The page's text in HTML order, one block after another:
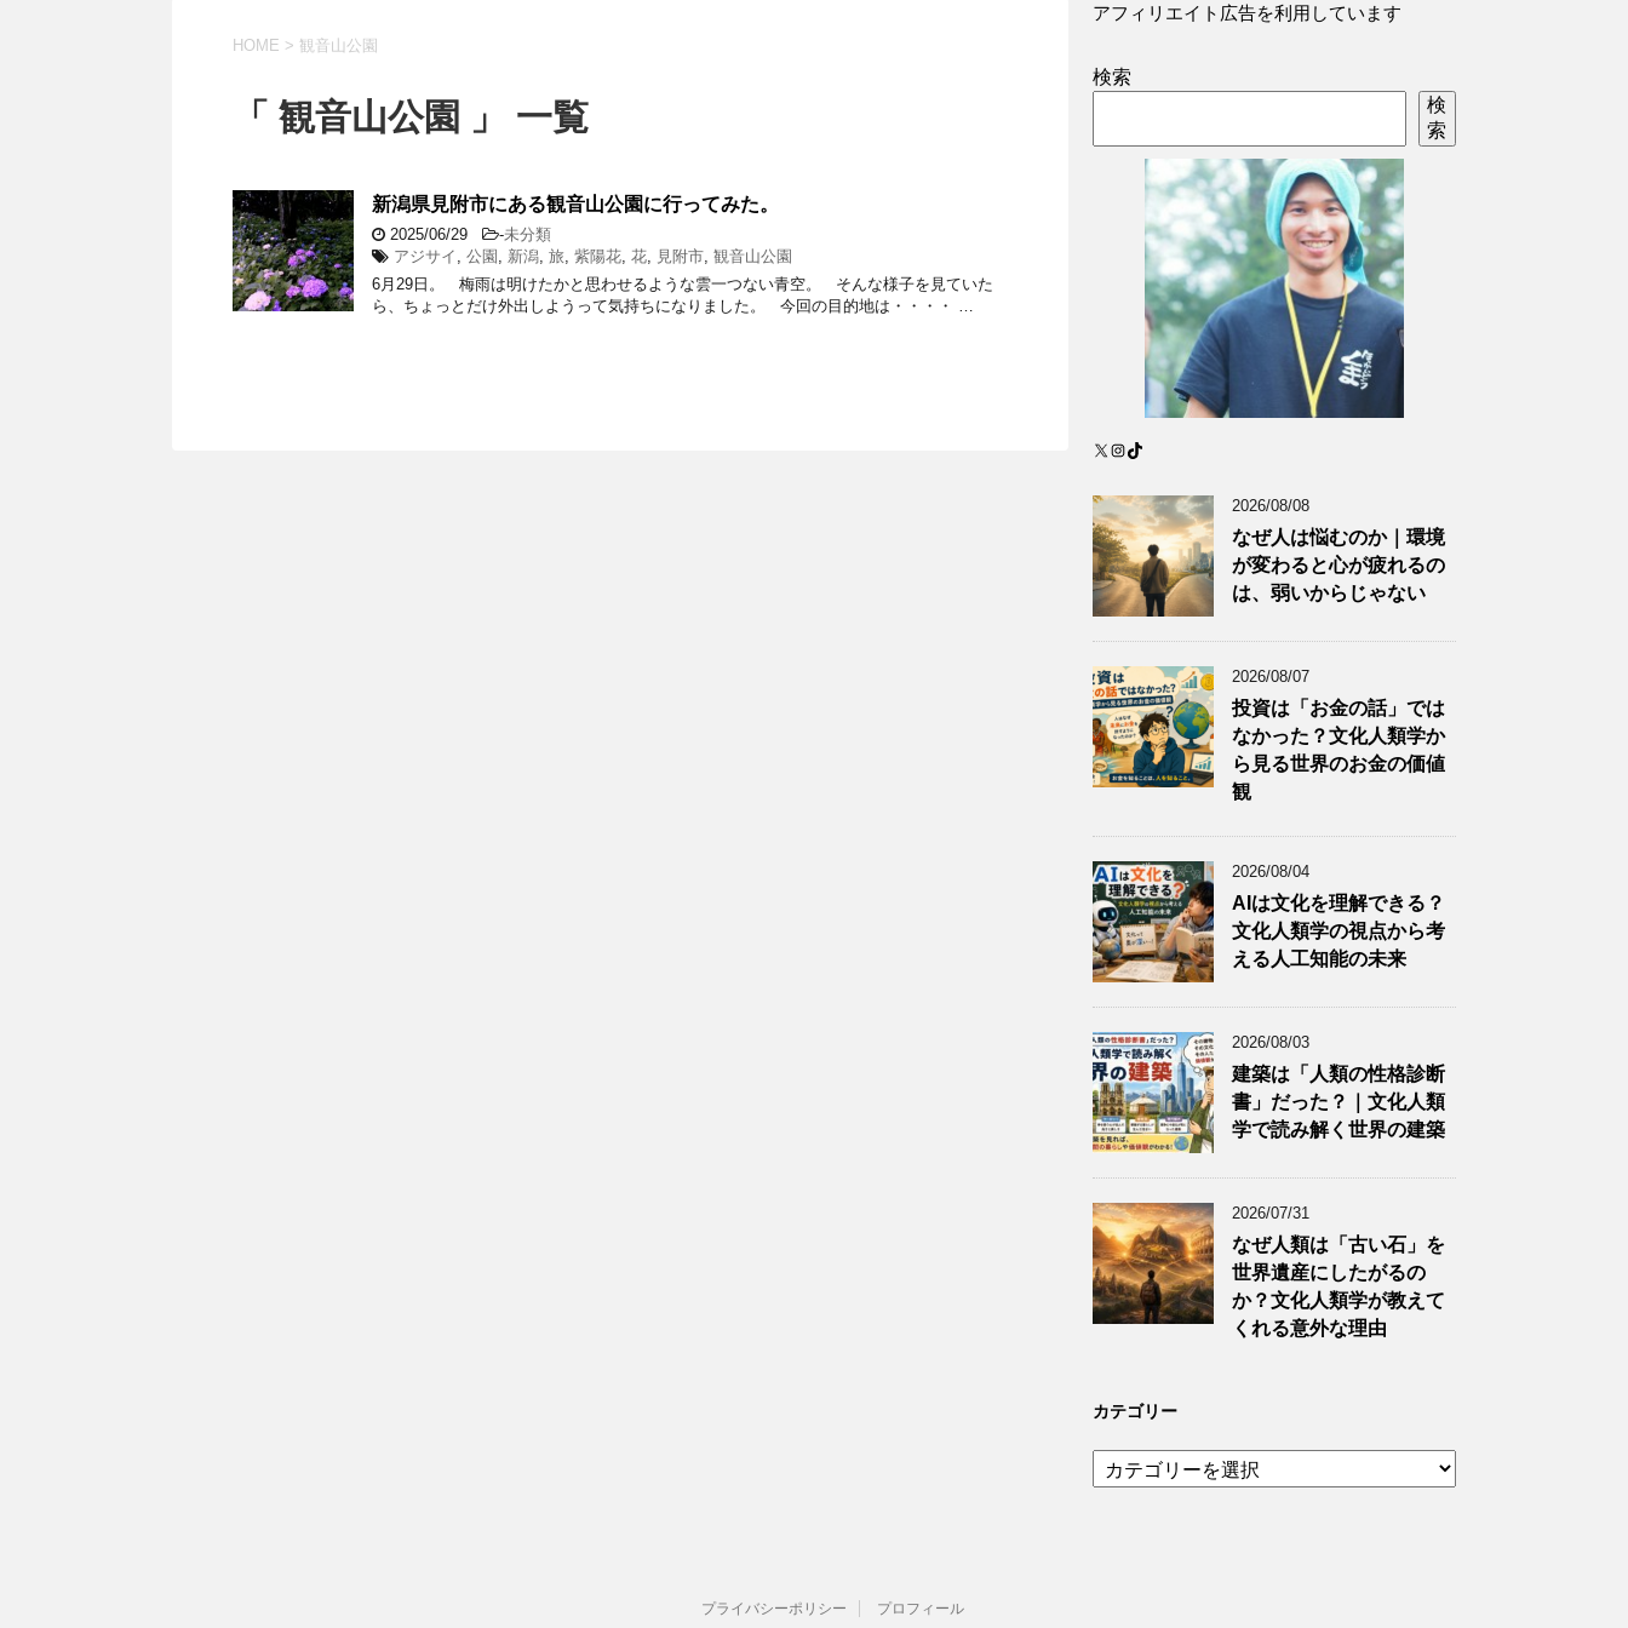
HOME > 観音山公園
「 観音山公園 」 一覧
新潟県見附市にある観音山公園に行ってみた。
2025/06/29 -未分類
アジサイ , 公園 , 新潟, 旅, 紫陽花, 花, 見附市, 観音山公園
6月29日。 梅雨は明けたかと思わせるような雲一つない青空。 そんな様子を見ていた
ら、ちょっとだけ外出しようって気持ちになりました。 今回の目的地は・・・・ …
アフィリエイト広告を利用しています
検索
検
索
X Instagram
TikTok
2026/08/08
なぜ人は悩むのか｜環境
が変わると心が疲れるの
は、弱いからじゃない
2026/08/07
投資は「お金の話」では
なかった？文化人類学か
ら見る世界のお金の価値
観
2026/08/04
AIは文化を理解できる？
文化人類学の視点から考
える人工知能の未来
2026/08/03
建築は「人類の性格診断
書」だった？｜文化人類
学で読み解く世界の建築
2026/07/31
なぜ人類は「古い石」を
世界遺産にしたがるの
か？文化人類学が教えて
くれる意外な理由
カテゴリー
テ
プライバシーポリシー プロフィール